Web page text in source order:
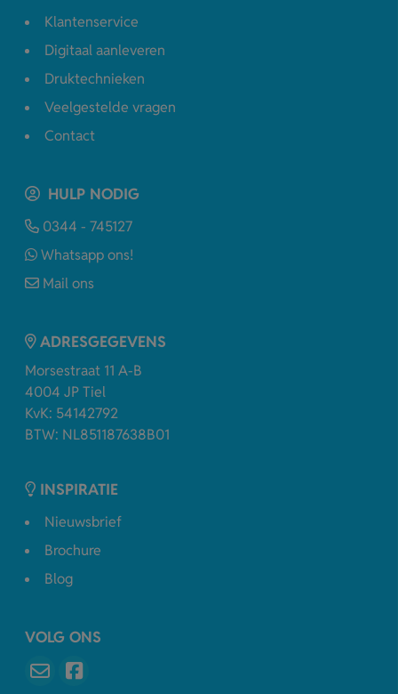
Klantenservice
Digitaal aanleveren
Druktechnieken
Veelgestelde vragen
Contact
HULP NODIG
0344 - 745127
Whatsapp ons!
Mail ons
ADRESGEGEVENS
Morsestraat 11 A-B
4004 JP Tiel
KvK: 54142792
BTW: NL851187638B01
INSPIRATIE
Nieuwsbrief
Brochure
Blog
VOLG ONS